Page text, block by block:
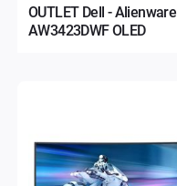
OUTLET Dell - Alienware
AW3423DWF OLED